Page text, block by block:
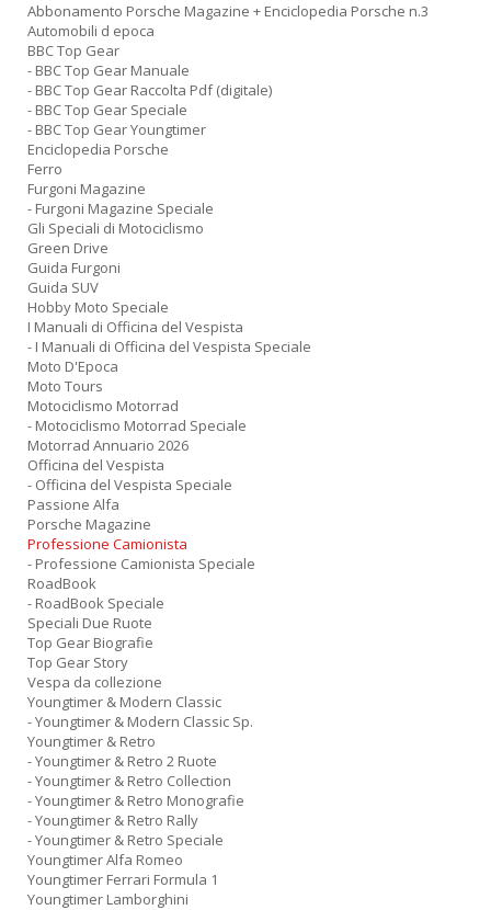
Abbonamento Porsche Magazine + Enciclopedia Porsche n.3
Automobili d epoca
BBC Top Gear
- BBC Top Gear Manuale
- BBC Top Gear Raccolta Pdf (digitale)
- BBC Top Gear Speciale
- BBC Top Gear Youngtimer
Enciclopedia Porsche
Ferro
Furgoni Magazine
- Furgoni Magazine Speciale
Gli Speciali di Motociclismo
Green Drive
Guida Furgoni
Guida SUV
Hobby Moto Speciale
I Manuali di Officina del Vespista
- I Manuali di Officina del Vespista Speciale
Moto D'Epoca
Moto Tours
Motociclismo Motorrad
- Motociclismo Motorrad Speciale
Motorrad Annuario 2026
Officina del Vespista
- Officina del Vespista Speciale
Passione Alfa
Porsche Magazine
Professione Camionista
- Professione Camionista Speciale
RoadBook
- RoadBook Speciale
Speciali Due Ruote
Top Gear Biografie
Top Gear Story
Vespa da collezione
Youngtimer & Modern Classic
- Youngtimer & Modern Classic Sp.
Youngtimer & Retro
- Youngtimer & Retro 2 Ruote
- Youngtimer & Retro Collection
- Youngtimer & Retro Monografie
- Youngtimer & Retro Rally
- Youngtimer & Retro Speciale
Youngtimer Alfa Romeo
Youngtimer Ferrari Formula 1
Youngtimer Lamborghini